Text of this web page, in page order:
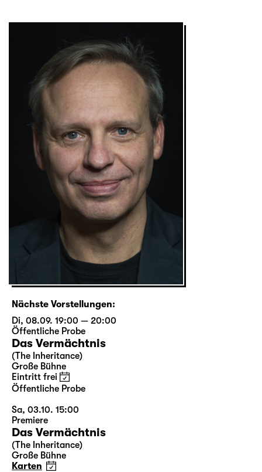
Nächste Vorstellungen:
Di, 08.09. 19:00 — 20:00
Öffentliche Probe
Das Vermächtnis
(The Inheritance)
Große Bühne
Eintritt frei
Öffentliche Probe
Sa, 03.10. 15:00
Premiere
Das Vermächtnis
(The Inheritance)
Große Bühne
Karten